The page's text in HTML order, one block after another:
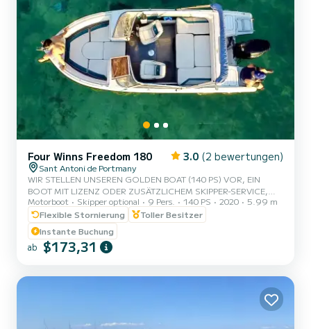
Four Winns Freedom 180 3.0 (2 bewertungen)
Sant Antoni de Portmany
WIR STELLEN UNSEREN GOLDEN BOAT (140 PS) VOR, EIN
BOOT MIT LIZENZ ODER ZUSÄTZLICHEM SKIPPER-SERVICE,
MIT PLATZ FÜR 8 PERSONEN. IN UNSEREM ANGEBOT
ENTHALTEN SIND GRATIS PADDLE SURFEN UND
SCHNORCHELN. MIT DIESEM BOOT WERDEN SIE EIN
UNVERGESSLICHES ERLEBNIS AUF DER INSEL IBIZA HABEN.
**PROMOTION FÜR PAARE - VERLANGEN SIE IHR GESCHENK
Motorboot Skipper optional 9 Pers. 140 PS 2020
5.99 m
Flexible Stornierung
Toller Besitzer
Instante Buchung
ab $173,31